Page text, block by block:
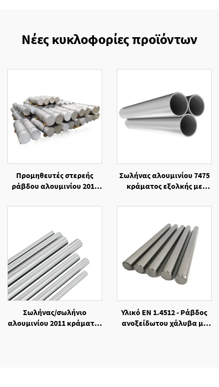
Νέες κυκλοφορίες προϊόντων
Προμηθευτές στερεής
ράβδου αλουμινίου 2014
Σωλήνας αλουμινίου 7475
κράματος εξολκής με
Σωλήνας/σωλήνιο
αλουμινίου 2011 κράματος
Υλικό ΕΝ 1.4512 - Ράβδος
ανοξείδωτου χάλυβα με